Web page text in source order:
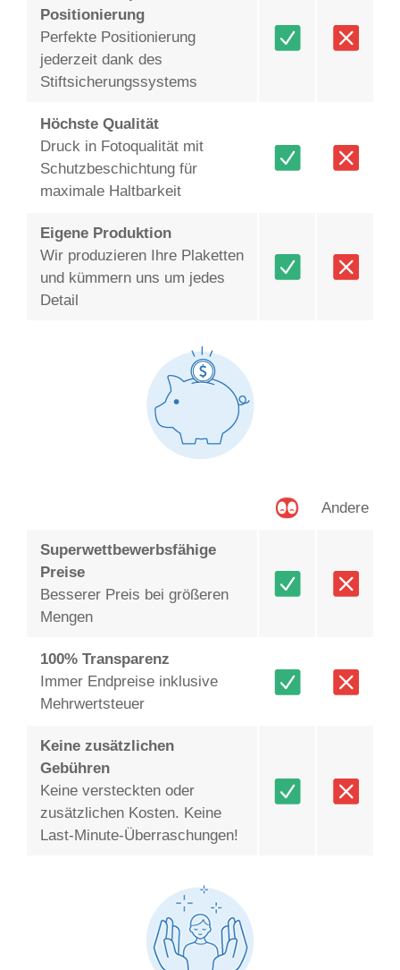
Positionierung
Perfekte Positionierung
jederzeit dank des
Stiftsicherungssystems
Höchste Qualität
Druck in Fotoqualität mit
Schutzbeschichtung für
maximale Haltbarkeit
Eigene Produktion
Wir produzieren Ihre Plaketten
und kümmern uns um jedes
Detail
Andere
Superwettbewerbsfähige
Preise
Besserer Preis bei größeren
Mengen
100% Transparenz
Immer Endpreise inklusive
Mehrwertsteuer
Keine zusätzlichen
Gebühren
Keine versteckten oder
zusätzlichen Kosten. Keine
Last-Minute-Überraschungen!